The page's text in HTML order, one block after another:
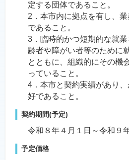
定する団体であること。
2．本市内に拠点を有し、
であること。
3．臨時的かつ短期的な就
齢者や障がい者等のために
とともに、組織的にその機
っていること。
4．本市と契約実績があり
好であること。
契約期間(予定)
令和８年４月１日～令和９
予定価格